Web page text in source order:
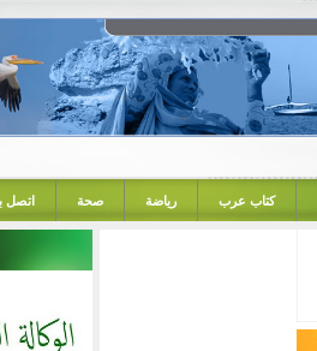
كتاب عرب رياضة صحة اتصل